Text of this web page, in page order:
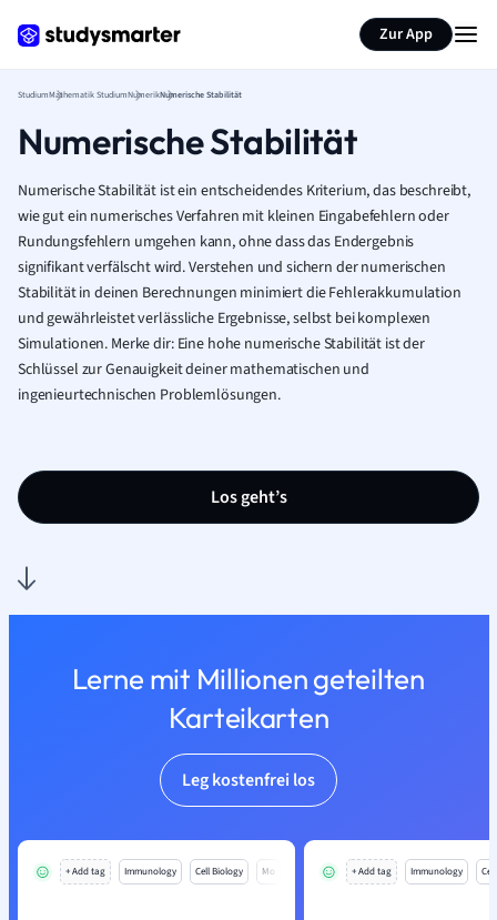
Zur App
StudiumMathematik StudiumNumerikNumerische Stabilität
Numerische Stabilität
Numerische Stabilität ist ein entscheidendes Kriterium, das beschreibt,
wie gut ein numerisches Verfahren mit kleinen Eingabefehlern oder
Rundungsfehlern umgehen kann, ohne dass das Endergebnis
signifikant verfälscht wird. Verstehen und sichern der numerischen
Stabilität in deinen Berechnungen minimiert die Fehlerakkumulation
und gewährleistet verlässliche Ergebnisse, selbst bei komplexen
Simulationen. Merke dir: Eine hohe numerische Stabilität ist der
Schlüssel zur Genauigkeit deiner mathematischen und
ingenieurtechnischen Problemlösungen.
Los geht’s
Lerne mit Millionen geteilten
Karteikarten
Leg kostenfrei los
+ Add tag Immunology Cell Biology Mo + Add tag Immunology